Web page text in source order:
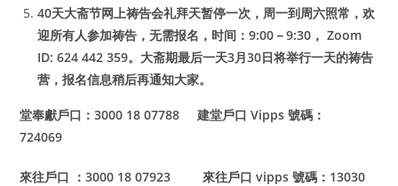
40天大斋节网上祷告会礼拜天暂停一次，周一到周六照常，欢
迎所有人参加祷告，无需报名，时间：9:00－9:30， Zoom
ID: 624 442 359。大斋期最后一天3月30日将举行一天的祷告
营，报名信息稍后再通知大家。
堂奉獻戶口：3000 18 07788 建堂戶口 Vipps 號碼：
724069
來往戶口 ：3000 18 07923 來往戶口 vipps 號碼：13030